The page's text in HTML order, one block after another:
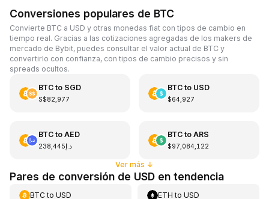
Conversiones populares de BTC
Convierte BTC a USD y otras monedas fiat con tipos de cambio en
tiempo real. Gracias a las cotizaciones agregadas de los makers de
mercado de Bybit, puedes consultar el valor actual de BTC y
convertirlo con confianza, con tipos de cambio precisos y sin
spreads ocultos.
BTCto SGD
S$82,977
BTCto USD
$64,927
BTCto AED
د.إ238,445
BTCto ARS
$97,084,122
Ver más ↓
Pares de conversión de USD en tendencia
BTCto USD ETH toUSD